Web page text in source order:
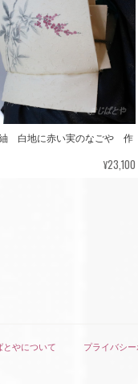
白地に赤い実のなごや 作
¥23,100
とやについて プライバシ